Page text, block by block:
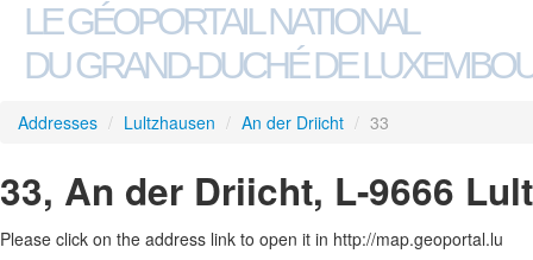
LE GÉOPORTAIL NATIONAL
DU GRAND-DUCHÉ DE
Addresses / Lultzhausen / An der Driicht / 33
33, An der Driicht, L-9666
Please click on the address link to open it in http://map.geoportal.lu